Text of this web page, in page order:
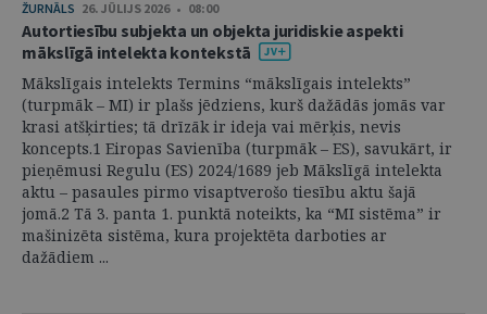
ŽURNĀLS 26. JŪLIJS 2026 • 08:00
Autortiesību subjekta un objekta juridiskie aspekti
mākslīgā intelekta kontekstā
Mākslīgais intelekts Termins “mākslīgais intelekts”
(turpmāk – MI) ir plašs jēdziens, kurš dažādās jomās var
krasi atšķirties; tā drīzāk ir ideja vai mērķis, nevis
koncepts.1 Eiropas Savienība (turpmāk – ES), savukārt, ir
pieņēmusi Regulu (ES) 2024/1689 jeb Mākslīgā intelekta
aktu – pasaules pirmo visaptverošo tiesību aktu šajā
jomā.2 Tā 3. panta 1. punktā noteikts, ka “MI sistēma” ir
mašinizēta sistēma, kura projektēta darboties ar
dažādiem ...